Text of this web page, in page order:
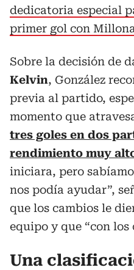
dedicatoria especial
primer gol con
Sobre la decisión de
Kelvin, González
previa al partido,
momento que
tres goles en dos
rendimiento muy
iniciara, pero
nos podía ayudar”,
que los cambios le
equipo y que “con los
Una